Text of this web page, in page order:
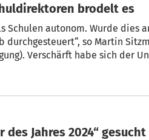
Schuldirektoren brodelt es
Schulen autonom. Wurde dies
durchgesteuert“, so Martin
habe sich der Unmut durch
des Jahres 2024“ gesucht